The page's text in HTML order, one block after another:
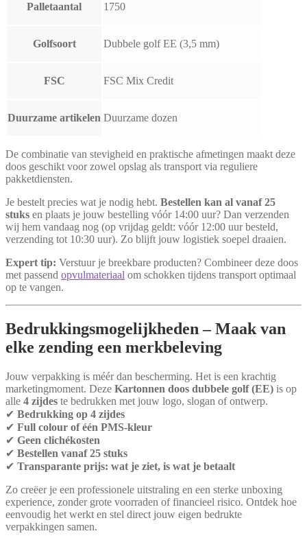
Palletaantal 1750
Golfsoort Dubbele golf EE (3,5 mm)
FSC FSC Mix Credit
Duurzame artikelen Duurzame dozen
De combinatie van stevigheid en praktische afmetingen maakt deze
doos geschikt voor zowel opslag als transport via reguliere
pakketdiensten.
Je bestelt precies wat je nodig hebt. Bestellen kan al vanaf 25
stuks en plaats je jouw bestelling vóór 14:00 uur? Dan verzenden
wij hem vandaag nog (op vrijdag geldt: vóór 12:00 uur besteld,
verzending tot 10:30 uur). Zo blijft jouw logistiek soepel draaien.
Expert tip: Verstuur je breekbare producten? Combineer deze doos
met passend opvulmateriaal om schokken tijdens transport optimaal
op te vangen.
Bedrukkingsmogelijkheden – Maak van
elke zending een merkbeleving
Jouw verpakking is méér dan bescherming. Het is een krachtig
marketingmoment. Deze Kartonnen doos dubbele golf (EE) is op
alle 4 zijdes te bedrukken met jouw logo, slogan of ontwerp.
✔ Bedrukking op 4 zijdes
✔ Full colour of één PMS-kleur
✔ Geen clichékosten
✔ Bestellen vanaf 25 stuks
✔ Transparante prijs: wat je ziet, is wat je betaalt
Zo creëer je een professionele uitstraling en een sterke unboxing
experience, zonder grote voorraden of financieel risico. Ontdek hoe
eenvoudig het werkt en stel direct jouw eigen bedrukte
verpakkingen samen.